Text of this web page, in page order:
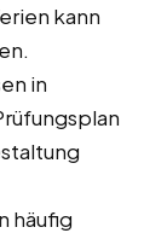
kann
in
häufig